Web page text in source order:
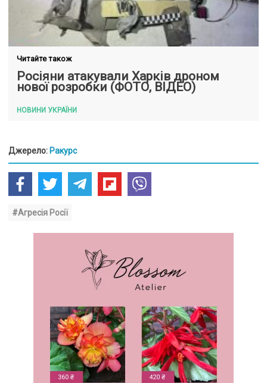
Читайте також
Росіяни атакували Харків дроном
нової розробки (ФОТО, ВІДЕО)
НОВИНИ УКРАЇНИ
Джерело: Ракурс
#Агресія Росії